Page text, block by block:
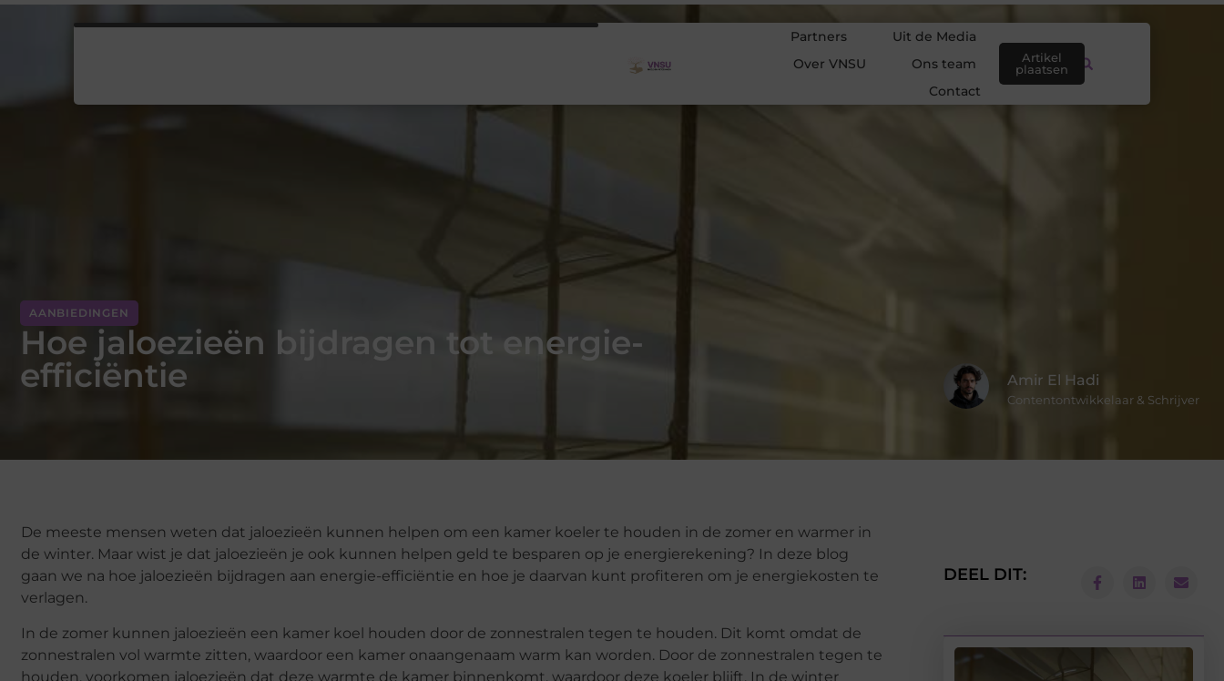
Partners
Uit de Media
Over VNSU
Ons team
Contact
Artikel
plaatsen
AANBIEDINGEN
Hoe jaloezieën bijdragen tot energie-
efficiëntie
Amir El Hadi
Contentontwikkelaar & Schrijver
De meeste mensen weten dat jaloezieën kunnen helpen om een kamer koeler te houden in de zomer en warmer in
de winter. Maar wist je dat jaloezieën je ook kunnen helpen geld te besparen op je energierekening? In deze blog
gaan we na hoe jaloezieën bijdragen aan energie-efficiëntie en hoe je daarvan kunt profiteren om je energiekosten te
verlagen.
In de zomer kunnen jaloezieën een kamer koel houden door de zonnestralen tegen te houden. Dit komt omdat de
zonnestralen vol warmte zitten, waardoor een kamer onaangenaam warm kan worden. Door de zonnestralen tegen te
houden, voorkomen jaloezieën dat deze warmte de kamer binnenkomt, waardoor deze koeler blijft. In de winter
DEEL DIT: